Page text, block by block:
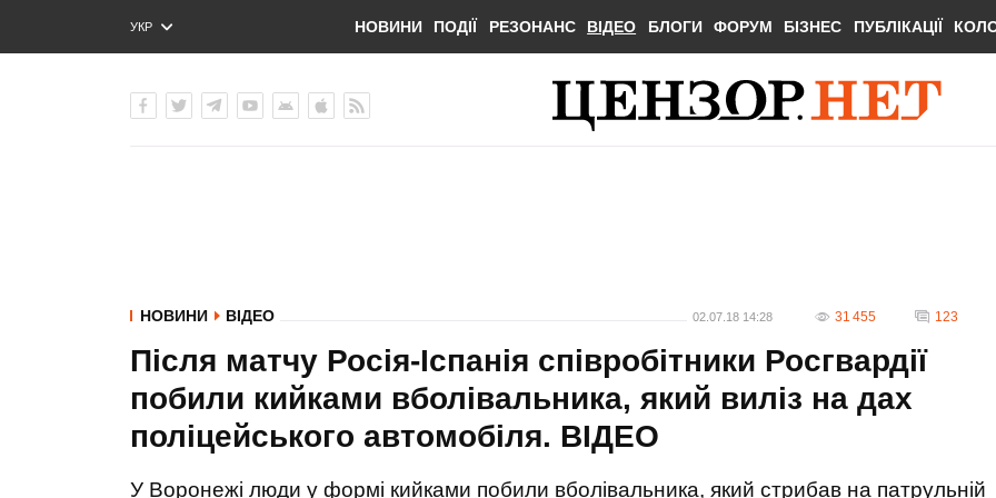
УКР
ENG
НОВИНИ ПОДІЇ РЕЗОНАНС ВІДЕО БЛОГИ ФОРУМ БІЗНЕС ПУБЛІКАЦІЇ
НОВИНИ ВІДЕО 02.07.18 14:28 31 455 123
Після матчу Росія-Іспанія співробітники Росгвардії
побили кийками вболівальника, який виліз на дах
поліцейського автомобіля. ВIДЕО
У Воронежі люди у формі кийками побили вболівальника, який стрибав на патрульній